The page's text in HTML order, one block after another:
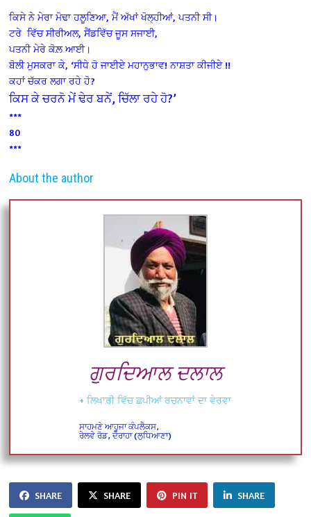
ਕਿਸੇ ਨੇ ਮੇਰਾ ਮੋਢਾ ਹਲੂਣਿਆ, ਮੈਂ ਅੱਖਾਂ ਖੋਲ੍ਹੀਆਂ, ਪਤਨੀ ਸੀ।
ਟਰੇ ਵਿੱਚ ਸੀਰੀਅਲ, ਸੈਂਡਵਿੱਚ ਜੂਸ ਸਜਾਈ,
ਪਤਨੀ ਮੇਰੇ ਕੋਲ਼ ਆਈ।
ਬੋਲੀ ਮੁਸਕਰਾ ਕੇ, ‘ਸੀਧੇ ਹੋ ਜਾਈਏ ਮਹਾਨੁਭਾਵ! ਨਾਸ਼ਤਾ ਕੀਜੀਏ !!
ਕਹਾਂ ਚੱਕਰ ਲਗਾ ਰਹੇ ਹੋ?
ਕਿਸ ਕੇ ਚਰਨੋ ਮੇਂ ਢੇਰ ਬਨੇਂ, ਚਿੱਲਾ ਰਹੇ ਹੋ?’
***
80
***
About the author
ਗੁਰਦਿਆਲ ਦਲਾਲ
+ ਲਿਖਾਰੀ ਵਿੱਚ ਛਪੀਆਂ ਰਚਨਾਵਾਂ ਦਾ ਵੇਰਵਾ
ਸਾਹਮਣੇ ਆਹੂਜਾ ਕੰਪਲੈਕਸ,
ਰੇਲਵੇ ਰੋਡ, ਦੋਰਾਹਾ (ਲੁਧਿਆਣਾ)
SHARE SHARE PIN IT SHARE